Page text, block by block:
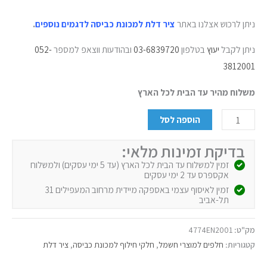
ניתן לרכוש אצלנו באתר ציר דלת למכונת כביסה לדגמים נוספים.
ניתן לקבל יעוץ בטלפון 03-6839720 ובהודעות ווצאפ למספר052-
3812001
משלוח מהיר עד הבית לכל הארץ
הוספה לסל
בדיקת זמינות מלאי:
זמין למשלוח עד הבית לכל הארץ (עד 5 ימי עסקים) ולמשלוח
אקספרס עד 2 ימי עסקים
זמין לאיסוף עצמי באספקה מיידית מרחוב המעפילים 31
תל-אביב
מק"ט: 4774EN2001
קטגוריות: חלפים למוצרי חשמל, חלקי חילוף למכונת כביסה, ציר דלת